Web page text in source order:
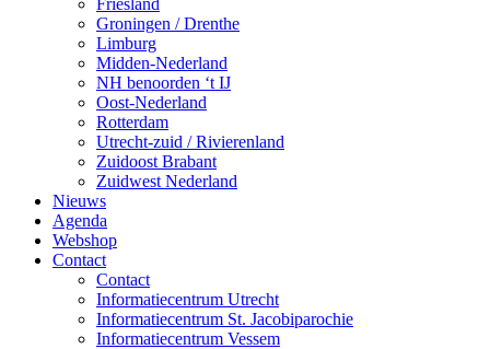
Friesland
Groningen / Drenthe
Limburg
Midden-Nederland
NH benoorden ‘t IJ
Oost-Nederland
Rotterdam
Utrecht-zuid / Rivierenland
Zuidoost Brabant
Zuidwest Nederland
Nieuws
Agenda
Webshop
Contact
Contact
Informatiecentrum Utrecht
Informatiecentrum St. Jacobiparochie
Informatiecentrum Vessem